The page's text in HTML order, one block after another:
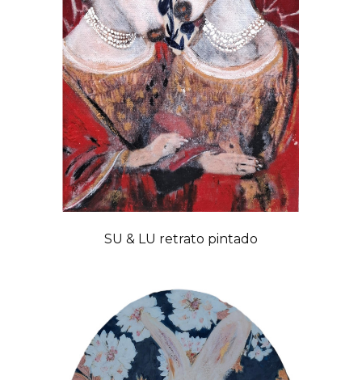
SU & LU retrato pintado